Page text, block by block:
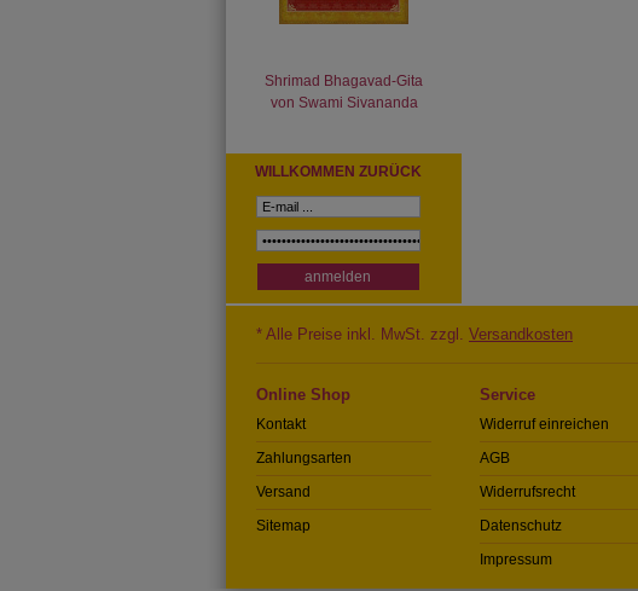
Shrimad Bhagavad-Gita
von Swami Sivananda
WILLKOMMEN ZURÜCK
* Alle Preise inkl. MwSt. zzgl. Versandkosten
Online Shop
Kontakt
Zahlungsarten
Versand
Sitemap
Service
Widerruf einreichen
AGB
Widerrufsrecht
Datenschutz
Impressum